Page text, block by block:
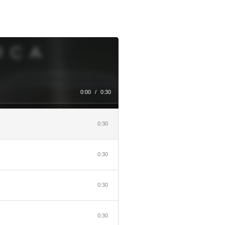
0:00 / 0:30
0:30
0:30
0:30
0:30